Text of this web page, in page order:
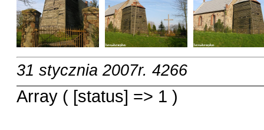
31 stycznia 2007r. 4266
Array ( [status] => 1 )